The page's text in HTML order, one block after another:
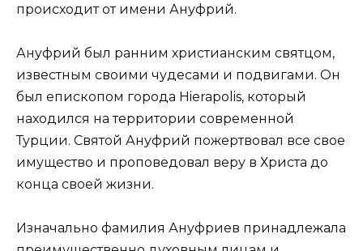
происходит от имени Ануфрий.
Ануфрий был ранним христианским святцом,
известным своими чудесами и подвигами. Он
был епископом города Hierapolis, который
находился на территории современной
Турции. Святой Ануфрий пожертвовал все свое
имущество и проповедовал веру в Христа до
конца своей жизни.
Изначально фамилия Ануфриев принадлежала